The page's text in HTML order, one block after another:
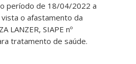
período de 18/04/2022 a
o afastamento da
LANZER, SIAPE nº
tratamento de saúde.